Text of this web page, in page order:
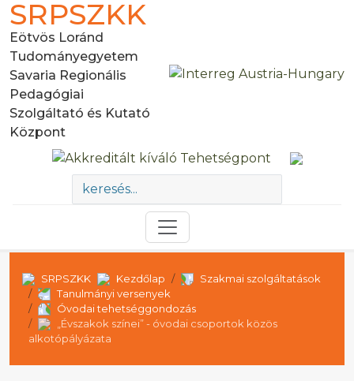
SRPSZKK
Eötvös Loránd
Tudományegyetem
Savaria Regionális
Pedagógiai
Szolgáltató és Kutató
Központ
SRPSZKK Kezdőlap
Szakmai szolgáltatások
Tanulmányi versenyek
Óvodai tehetséggondozás
„Évszakok színei” - óvodai csoportok közös
alkotópályázata